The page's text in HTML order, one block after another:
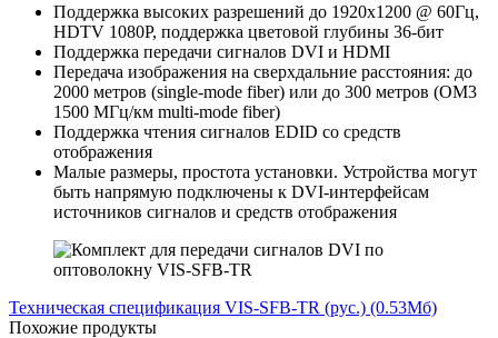
Поддержка высоких разрешений до 1920х1200 @ 60Гц,
HDTV 1080P, поддержка цветовой глубины 36-бит
Поддержка передачи сигналов DVI и HDMI
Передача изображения на сверхдальние расстояния: до
2000 метров (single-mode fiber) или до 300 метров (OM3
1500 МГц/км multi-mode fiber)
Поддержка чтения сигналов EDID со средств
отображения
Малые размеры, простота установки. Устройства могут
быть напрямую подключены к DVI-интерфейсам
источников сигналов и средств отображения
Техническая спецификация VIS-SFB-TR (рус.) (0.53Мб)
Похожие продукты